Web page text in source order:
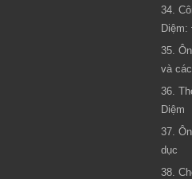
34.
35.
và
36.
Diệm
37.
dục
38.